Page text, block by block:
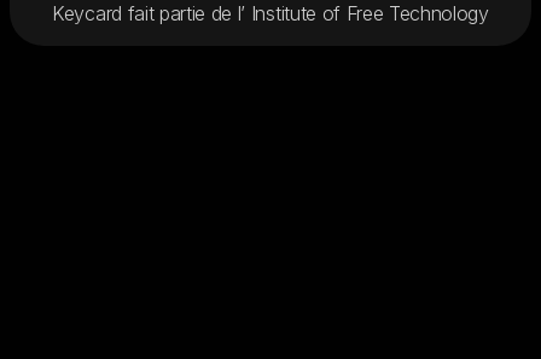
Keycard fait partie de l’ Institute of Free Technology